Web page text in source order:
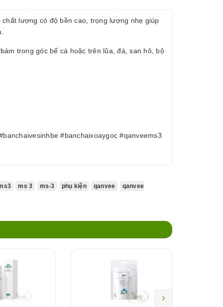
lượng có độ bền cao, trọng lượng nhẹ giúp
trong góc bể cá hoặc trên lũa, đá, san hô, bộ
#banchaixoaygoc #qanveems3
ms 3 ms-3 phụ kiện qanvee qanvee